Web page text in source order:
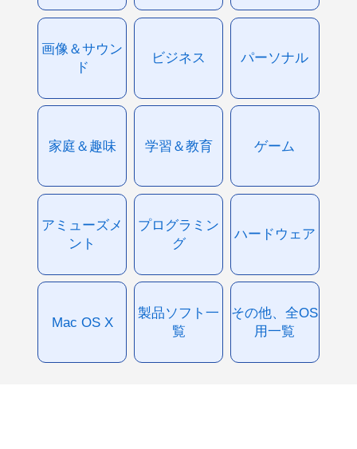
画像＆サウン
ド
ビジネス パーソナル
家庭＆趣味 学習＆教育 ゲーム
アミューズメ
ント
プログラミン
グ
ハードウェア
Mac OS X
製品ソフト一
覧
その他、全OS
用一覧